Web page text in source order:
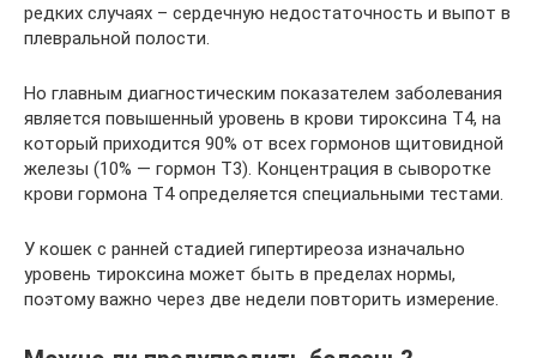
редких случаях – сердечную недостаточность и выпот в
плевральной полости.
Но главным диагностическим показателем заболевания
является повышенный уровень в крови тироксина Т4, на
который приходится 90% от всех гормонов щитовидной
железы (10% — гормон Т3). Концентрация в сыворотке
крови гормона Т4 определяется специальными тестами.
У кошек с ранней стадией гипертиреоза изначально
уровень тироксина может быть в пределах нормы,
поэтому важно через две недели повторить измерение.